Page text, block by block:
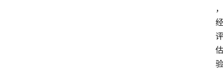
，
经
评
估
验